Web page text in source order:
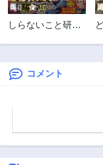
第8話
2年前
第6話
第4話
0 10
しらないこと研究
コメント